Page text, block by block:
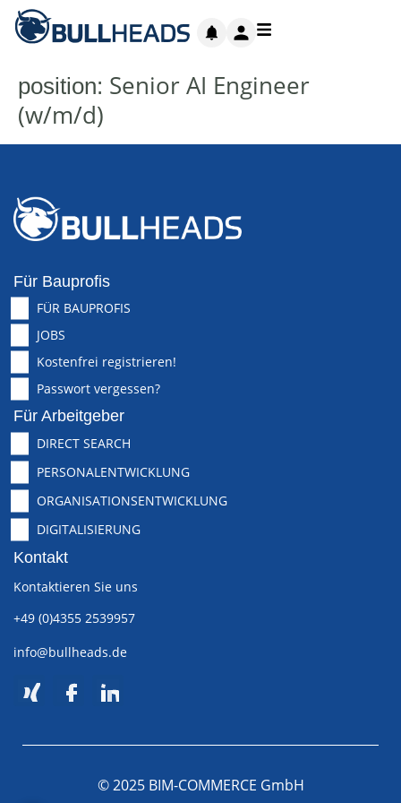
position: Senior AI Engineer
(w/m/d)
Für Bauprofis
FÜR BAUPROFIS
JOBS
Kostenfrei registrieren!
Passwort vergessen?
Für Arbeitgeber
DIRECT SEARCH
PERSONALENTWICKLUNG
ORGANISATIONSENTWICKLUNG
DIGITALISIERUNG
Kontakt
Kontaktieren Sie uns
+49 (0)4355 2539957
info@bullheads.de
© 2025 BIM-COMMERCE GmbH